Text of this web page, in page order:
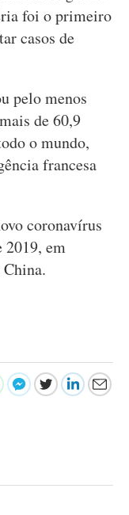
foi o primeiro
casos de
pelo menos
de 60,9
o mundo,
francesa
coronavírus
2019, em